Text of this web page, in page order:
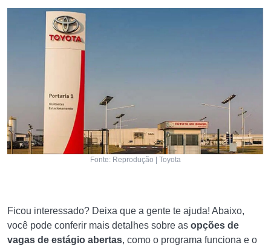
Fonte: Reprodução | Toyota
Ficou interessado? Deixa que a gente te ajuda! Abaixo,
você pode conferir mais detalhes sobre as opções de
vagas de estágio abertas, como o programa funciona e o